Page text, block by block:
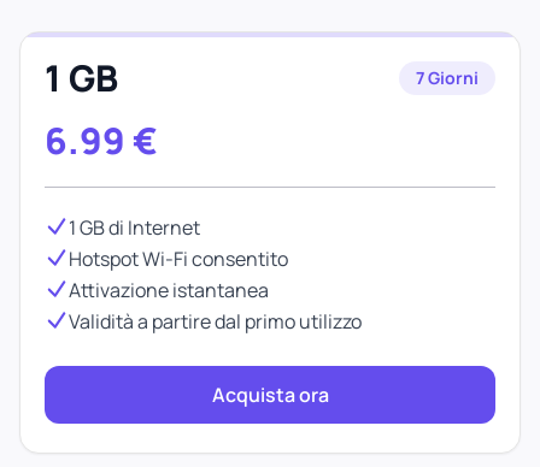
1 GB 7 Giorni
6.99 €
1 GB di Internet
Hotspot Wi-Fi consentito
Attivazione istantanea
Validità a partire dal primo utilizzo
Acquista ora